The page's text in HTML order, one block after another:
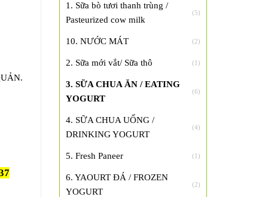
1. Sữa bò tươi thanh trùng /
Pasteurized cow milk
(5)
10. NƯỚC MÁT (2)
2. Sữa mới vắt/ Sữa thô (1)
3. SỮA CHUA ĂN / EATING
YOGURT
(6)
4. SỮA CHUA UỐNG /
DRINKING YOGURT
(4)
5. Fresh Paneer (1)
6. YAOURT ĐÁ / FROZEN
YOGURT
(2)